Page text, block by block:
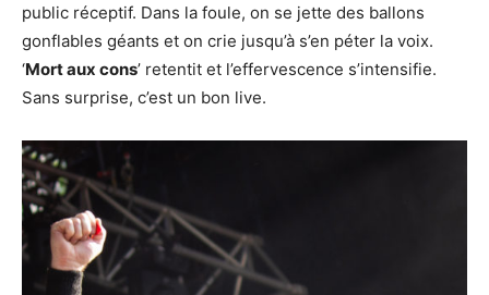
public réceptif. Dans la foule, on se jette des ballons
gonflables géants et on crie jusqu’à s’en péter la voix.
‘Mort aux cons’ retentit et l’effervescence s’intensifie.
Sans surprise, c’est un bon live.